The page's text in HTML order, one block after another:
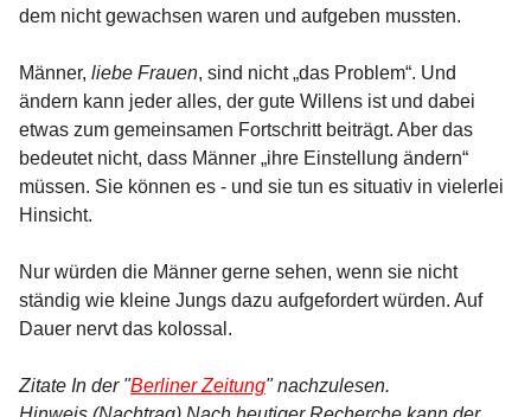
dem nicht gewachsen waren und aufgeben mussten.
Männer, liebe Frauen, sind nicht „das Problem“. Und
ändern kann jeder alles, der gute Willens ist und dabei
etwas zum gemeinsamen Fortschritt beiträgt. Aber das
bedeutet nicht, dass Männer „ihre Einstellung ändern“
müssen. Sie können es - und sie tun es situativ in vielerlei
Hinsicht.
Nur würden die Männer gerne sehen, wenn sie nicht
ständig wie kleine Jungs dazu aufgefordert würden. Auf
Dauer nervt das kolossal.
Zitate In der "Berliner Zeitung" nachzulesen.